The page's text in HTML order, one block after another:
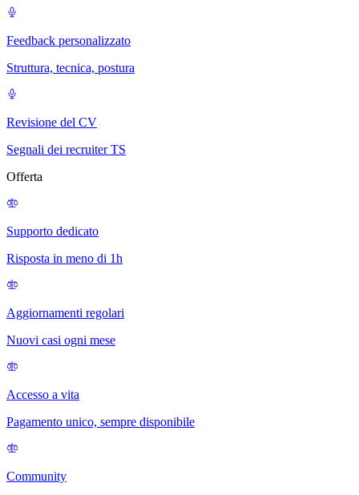
Feedback personalizzato
Struttura, tecnica, postura
Revisione del CV
Segnali dei recruiter TS
Offerta
Supporto dedicato
Risposta in meno di 1h
Aggiornamenti regolari
Nuovi casi ogni mese
Accesso a vita
Pagamento unico, sempre disponibile
Community